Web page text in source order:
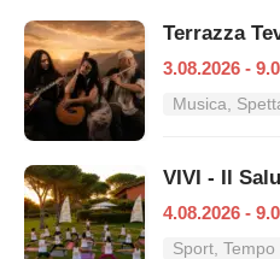
3.08.2026 -
VIVI - Il
4.08.2026 -